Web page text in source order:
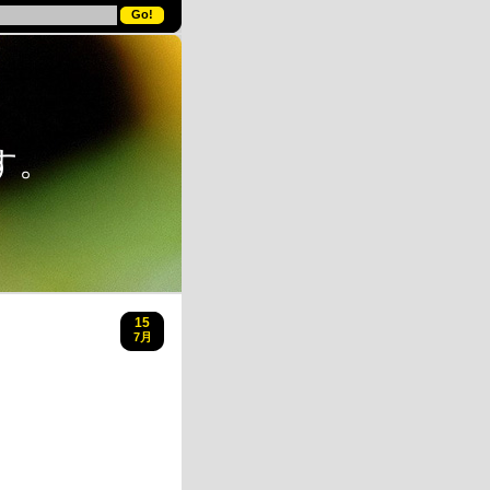
。
15
7月